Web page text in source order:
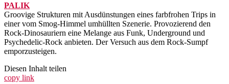
PALIK
Groovige Strukturen mit Ausdünstungen eines farbfrohen Trips in
einer vom Smog-Himmel umhüllten Szenerie. Provozierend den
Rock-Dinosauriern eine Melange aus Funk, Underground und
Psychedelic-Rock anbieten. Der Versuch aus dem Rock-Sumpf
emporzusteigen.
Diesen Inhalt teilen
copy link